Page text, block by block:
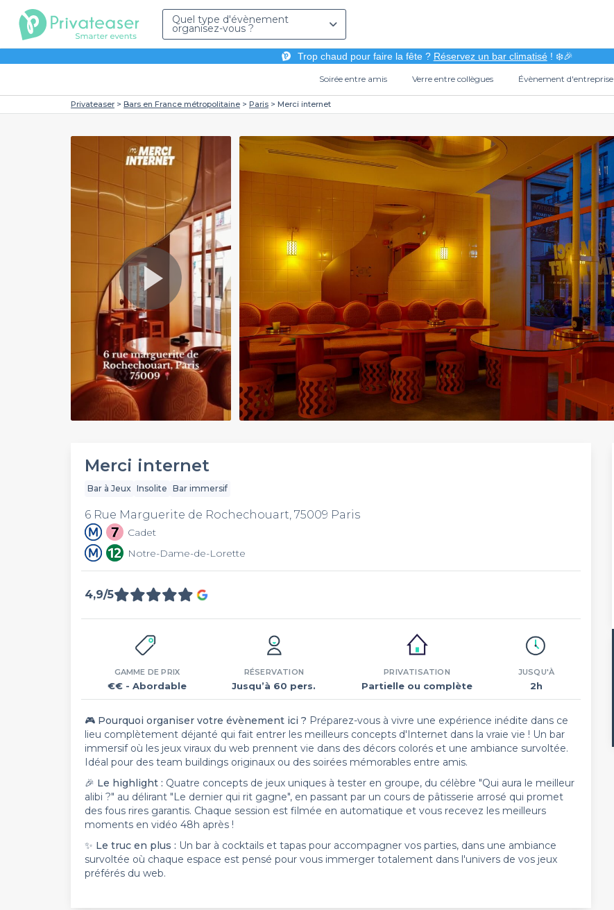
Quel type d'évènement
organisez-vous ?
Trop chaud pour faire la fête ? Réservez un bar climatisé! ❄️🎉
Soirée entre amis Verre entre collègues Évènement d'entreprise
Privateaser Bars en France métropolitaine Paris Merci internet
Play
Video
Merci internet
Bar à Jeux Insolite Bar immersif
6 Rue Marguerite de Rochechouart, 75009 Paris
Cadet
Notre-Dame-de-Lorette
4,9/5
GAMME DE PRIX
€€ - Abordable
RÉSERVATION
Jusqu’à 60 pers.
PRIVATISATION
Partielle ou complète
JUSQU'À
2h
🎮 Pourquoi organiser votre évènement ici ? Préparez-vous à vivre une expérience inédite dans ce
lieu complètement déjanté qui fait entrer les meilleurs concepts d'Internet dans la vraie vie ! Un bar
immersif où les jeux viraux du web prennent vie dans des décors colorés et une ambiance survoltée.
Idéal pour des team buildings originaux ou des soirées mémorables entre amis.
🎉 Le highlight : Quatre concepts de jeux uniques à tester en groupe, du célèbre "Qui aura le meilleur
alibi ?" au délirant "Le dernier qui rit gagne", en passant par un cours de pâtisserie arrosé qui promet
des fous rires garantis. Chaque session est filmée en automatique et vous recevez les meilleurs
moments en vidéo 48h après !
✨ Le truc en plus : Un bar à cocktails et tapas pour accompagner vos parties, dans une ambiance
survoltée où chaque espace est pensé pour vous immerger totalement dans l'univers de vos jeux
préférés du web.